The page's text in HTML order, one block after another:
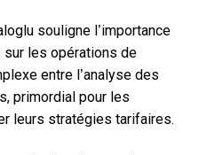
souligne l’importance
sur les opérations de
entre l’analyse des
primordial pour les
leurs stratégies tarifaires.